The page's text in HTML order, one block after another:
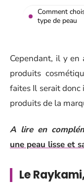
Comment
type de peau
Cependant, il y
produits
faites Il serait
produits de la
A lire en
une peau lisse et
Le